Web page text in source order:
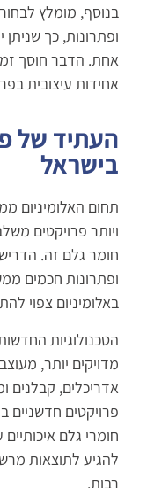
בנוסף, מומלץ
ופתרונות, כך
אחת. הדבר חוסך
אחידות עיצובית
העתיד של
בישראל
תחום האלומיניום
ויותר פרויקטים
חומר גלם זה.
ופתרונות חכמים
באלומיניום צפוי
הטכנולוגיות
מדויקים יותר,
אדריכלים, קבלנים
פרויקטים
חומרי גלם איכותיים
להגיע לתוצאות
רבות.